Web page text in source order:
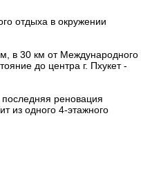
отдыха в окружении
в 30 км от Международного
до центра г. Пхукет -
реновация
из одного 4-этажного